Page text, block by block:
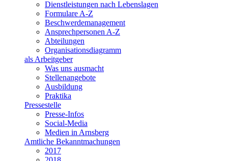
Dienstleistungen nach Lebenslagen
Formulare A-Z
Beschwerdemanagement
Ansprechpersonen A-Z
Abteilungen
Organisationsdiagramm
als Arbeitgeber
Was uns ausmacht
Stellenangebote
Ausbildung
Praktika
Pressestelle
Presse-Infos
Social-Media
Medien in Arnsberg
Amtliche Bekanntmachungen
2017